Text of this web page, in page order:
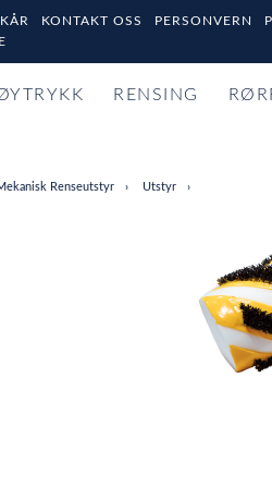
KONTAKT OSS PERSONVERN
RENSING
Renseutstyr Utstyr